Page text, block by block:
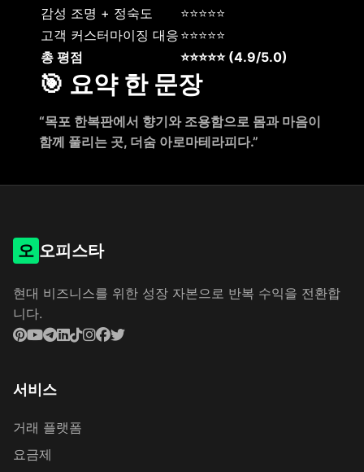
감성 조명 + 정숙도
⭐⭐⭐⭐⭐
고객 커스터마이징 대응 ⭐⭐⭐⭐⭐
총 평점
⭐⭐⭐⭐⭐ (4.9/5.0)
🎯 요약 한 문장
“목포 한복판에서 향기와 조용함으로 몸과 마음이
함께 풀리는 곳, 더숨 아로마테라피다.”
오 오피스타
현대 비즈니스를 위한 성장 자본으로 반복 수익을 전환합
니다.
서비스
거래 플랫폼
요금제